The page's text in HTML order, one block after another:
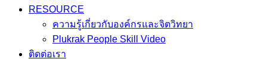
RESOURCE
ความรู้เกี่ยวกับองค์กรและจิตวิทยา
Plukrak People Skill Video
ติดต่อเรา